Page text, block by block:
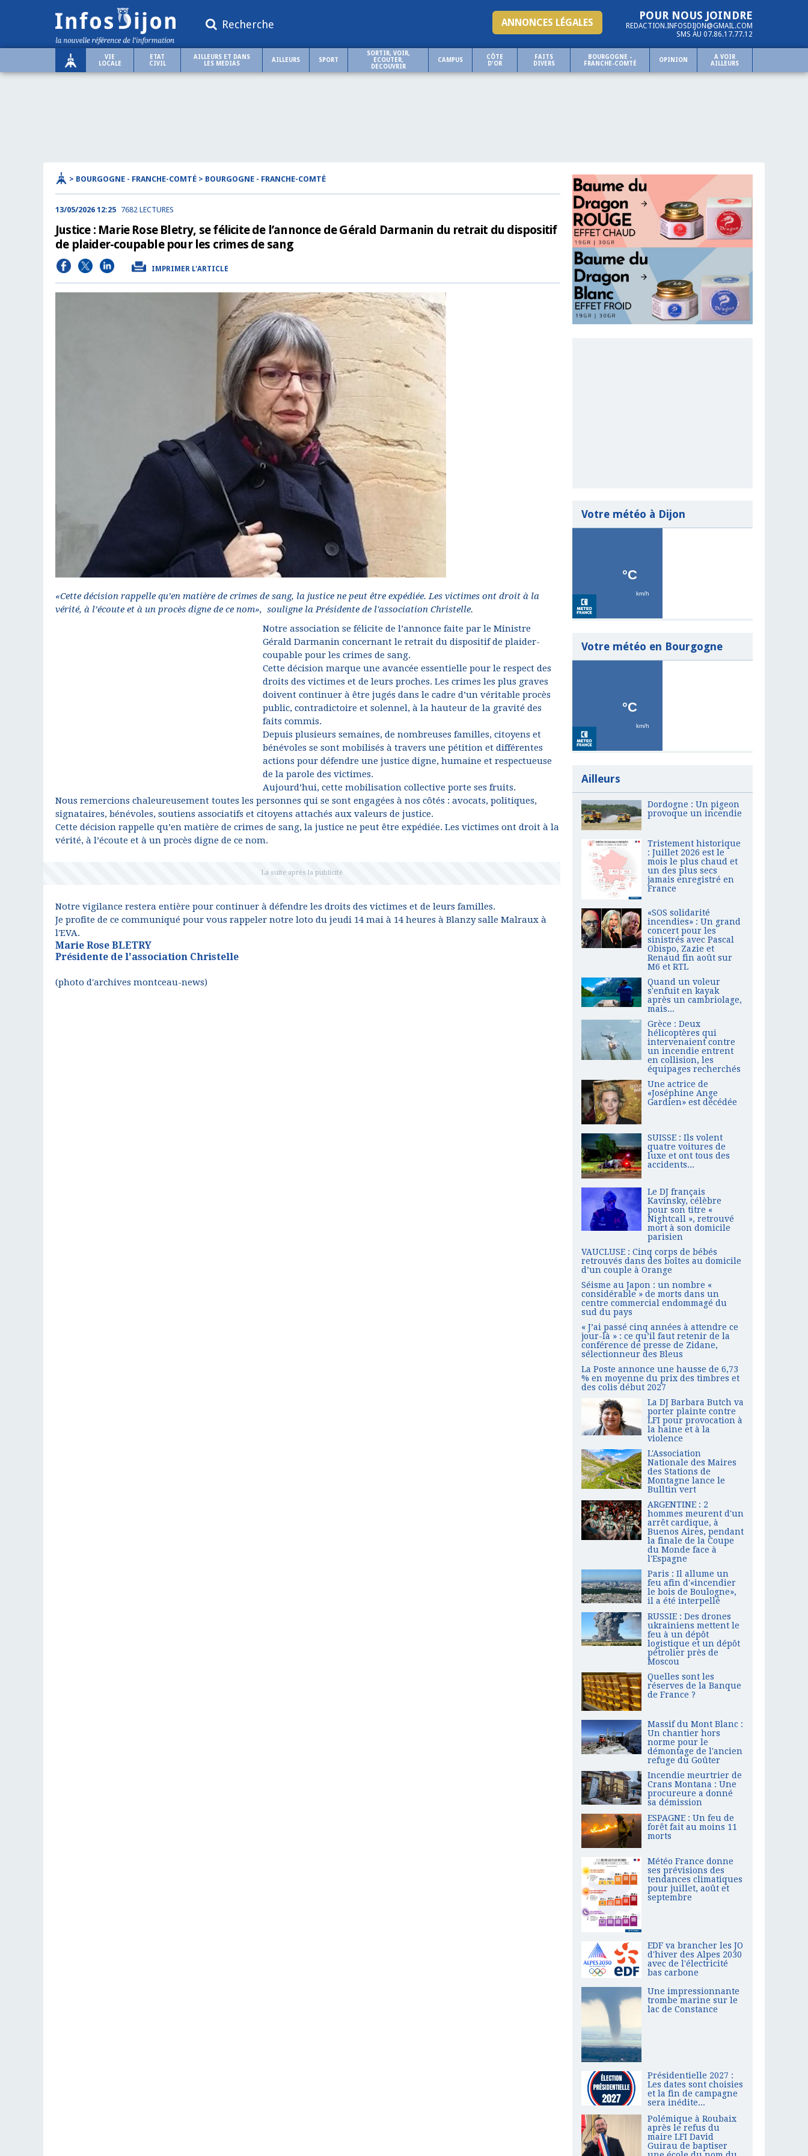
Recherche
POUR NOUS JOINDRE
REDACTION.INFOSDIJON@GMAIL.COM
SMS AU 07.86.17.77.12
ANNONCES LÉGALES
VIE
LOCALE
ETAT
CIVIL
AILLEURS ET DANS
LES MEDIAS
AILLEURS SPORT
SORTIR, VOIR,
ECOUTER,
DECOUVRIR
CAMPUS
CÔTE
D'OR
FAITS
DIVERS
BOURGOGNE -
FRANCHE-COMTÉ
OPINION
A VOIR
AILLEURS
> BOURGOGNE - FRANCHE-COMTÉ > BOURGOGNE - FRANCHE-COMTÉ
13/05/2026 12:25 7682 LECTURES
Justice : Marie Rose Bletry, se félicite de l’annonce de Gérald Darmanin du retrait du dispositif
de plaider-coupable pour les crimes de sang
IMPRIMER L'ARTICLE
«Cette décision rappelle qu’en matière de crimes de sang, la justice ne peut être expédiée. Les victimes ont droit à la
vérité, à l’écoute et à un procès digne de ce nom», souligne la Présidente de l'association Christelle.
Notre association se félicite de l’annonce faite par le Ministre
Gérald Darmanin concernant le retrait du dispositif de plaider-
coupable pour les crimes de sang.
Cette décision marque une avancée essentielle pour le respect des
droits des victimes et de leurs proches. Les crimes les plus graves
doivent continuer à être jugés dans le cadre d’un véritable procès
public, contradictoire et solennel, à la hauteur de la gravité des
faits commis.
Depuis plusieurs semaines, de nombreuses familles, citoyens et
bénévoles se sont mobilisés à travers une pétition et différentes
actions pour défendre une justice digne, humaine et respectueuse
de la parole des victimes.
Aujourd’hui, cette mobilisation collective porte ses fruits.
Nous remercions chaleureusement toutes les personnes qui se sont engagées à nos côtés : avocats, politiques,
signataires, bénévoles, soutiens associatifs et citoyens attachés aux valeurs de justice.
Cette décision rappelle qu’en matière de crimes de sang, la justice ne peut être expédiée. Les victimes ont droit à la
vérité, à l’écoute et à un procès digne de ce nom.
Notre vigilance restera entière pour continuer à défendre les droits des victimes et de leurs familles.
Je profite de ce communiqué pour vous rappeler notre loto du jeudi 14 mai à 14 heures à Blanzy salle Malraux à
l'EVA.
Marie Rose BLETRY
Présidente de l'association Christelle
(photo d'archives montceau-news)
Votre météo à Dijon
Votre météo en Bourgogne
Ailleurs
Dordogne : Un pigeon
provoque un incendie
Tristement historique
: Juillet 2026 est le
mois le plus chaud et
un des plus secs
jamais enregistré en
France
«SOS solidarité
incendies» : Un grand
concert pour les
sinistrés avec Pascal
Obispo, Zazie et
Renaud fin août sur
M6 et RTL
Quand un voleur
s'enfuit en kayak
après un cambriolage,
mais...
Grèce : Deux
hélicoptères qui
intervenaient contre
un incendie entrent
en collision, les
équipages recherchés
Une actrice de
«Joséphine Ange
Gardien» est décédée
SUISSE : Ils volent
quatre voitures de
luxe et ont tous des
accidents...
Le DJ français
Kavinsky, célèbre
pour son titre «
Nightcall », retrouvé
mort à son domicile
parisien
VAUCLUSE : Cinq corps de bébés
retrouvés dans des boîtes au domicile
d’un couple à Orange
Séisme au Japon : un nombre «
considérable » de morts dans un
centre commercial endommagé du
sud du pays
« J’ai passé cinq années à attendre ce
jour-là » : ce qu’il faut retenir de la
conférence de presse de Zidane,
sélectionneur des Bleus
La Poste annonce une hausse de 6,73
% en moyenne du prix des timbres et
des colis début 2027
La DJ Barbara Butch va
porter plainte contre
LFI pour provocation à
la haine et à la
violence
L'Association
Nationale des Maires
des Stations de
Montagne lance le
Bulltin vert
ARGENTINE : 2
hommes meurent d'un
arrêt cardique, à
Buenos Aires, pendant
la finale de la Coupe
du Monde face à
l'Espagne
Paris : Il allume un
feu afin d'«incendier
le bois de Boulogne»,
il a été interpellé
RUSSIE : Des drones
ukrainiens mettent le
feu à un dépôt
logistique et un dépôt
pétrolier près de
Moscou
Quelles sont les
réserves de la Banque
de France ?
Massif du Mont Blanc :
Un chantier hors
norme pour le
démontage de l'ancien
refuge du Goûter
Incendie meurtrier de
Crans Montana : Une
procureure a donné
sa démission
ESPAGNE : Un feu de
forêt fait au moins 11
morts
Météo France donne
ses prévisions des
tendances climatiques
pour juillet, août et
septembre
EDF va brancher les JO
d'hiver des Alpes 2030
avec de l'électricité
bas carbone
Une impressionnante
trombe marine sur le
lac de Constance
Présidentielle 2027 :
Les dates sont choisies
et la fin de campagne
sera inédite...
Polémique à Roubaix
après le refus du
maire LFI David
Guirau de baptiser